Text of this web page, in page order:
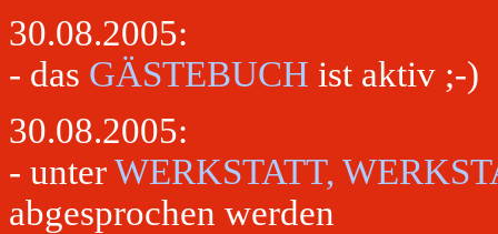
30.08.2005:
- das GÄSTEBUCH ist aktiv ;-)
30.08.2005:
- unterWERKSTATT,
abgesprochen werden